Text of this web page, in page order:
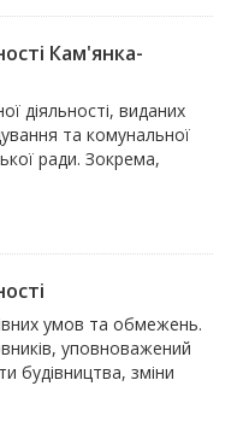
Кам'янка-
діяльності, виданих
та комунальної
ради. Зокрема,
умов та обмежень.
уповноважений
будівництва, зміни